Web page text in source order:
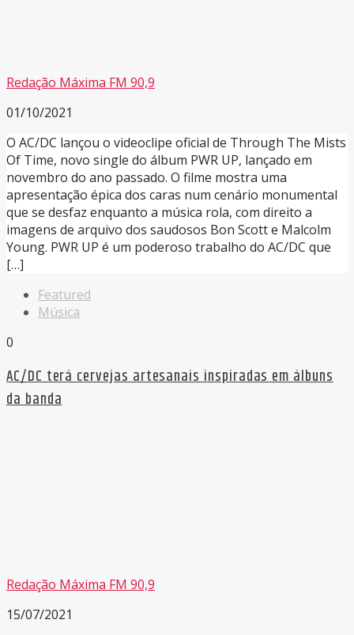
Redação Máxima FM 90,9
01/10/2021
O AC/DC lançou o videoclipe oficial de Through The Mists
Of Time, novo single do álbum PWR UP, lançado em
novembro do ano passado. O filme mostra uma
apresentação épica dos caras num cenário monumental
que se desfaz enquanto a música rola, com direito a
imagens de arquivo dos saudosos Bon Scott e Malcolm
Young. PWR UP é um poderoso trabalho do AC/DC que
[…]
Featured
Música
0
AC/DC terá cervejas artesanais inspiradas em álbuns
da banda
Redação Máxima FM 90,9
15/07/2021